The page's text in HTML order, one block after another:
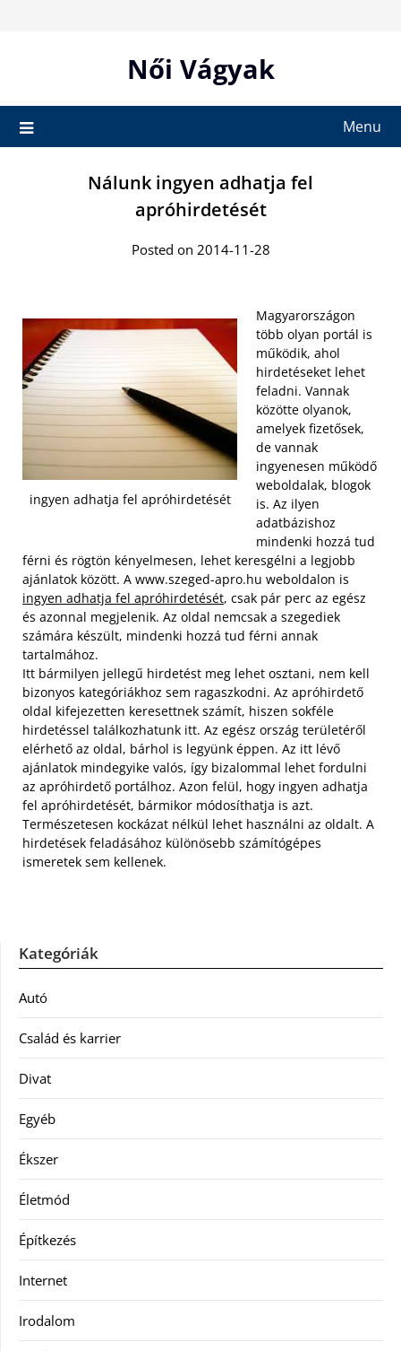
Női Vágyak
Menu
Nálunk ingyen adhatja fel
apróhirdetését
Posted on 2014-11-28
ingyen adhatja fel apróhirdetését
Magyarországon
több olyan portál is
működik, ahol
hirdetéseket lehet
feladni. Vannak
közötte olyanok,
amelyek fizetősek,
de vannak
ingyenesen működő
weboldalak, blogok
is. Az ilyen
adatbázishoz
mindenki hozzá tud
férni és rögtön kényelmesen, lehet keresgélni a legjobb
ajánlatok között. A www.szeged-apro.hu weboldalon is
ingyen adhatja fel apróhirdetését, csak pár perc az egész
és azonnal megjelenik. Az oldal nemcsak a szegediek
számára készült, mindenki hozzá tud férni annak
tartalmához.
Itt bármilyen jellegű hirdetést meg lehet osztani, nem kell
bizonyos kategóriákhoz sem ragaszkodni. Az apróhirdető
oldal kifejezetten keresettnek számít, hiszen sokféle
hirdetéssel találkozhatunk itt. Az egész ország területéről
elérhető az oldal, bárhol is legyünk éppen. Az itt lévő
ajánlatok mindegyike valós, így bizalommal lehet fordulni
az apróhirdető portálhoz. Azon felül, hogy ingyen adhatja
fel apróhirdetését, bármikor módosíthatja is azt.
Természetesen kockázat nélkül lehet használni az oldalt. A
hirdetések feladásához különösebb számítógépes
ismeretek sem kellenek.
Kategóriák
Autó
Család és karrier
Divat
Egyéb
Ékszer
Életmód
Építkezés
Internet
Irodalom